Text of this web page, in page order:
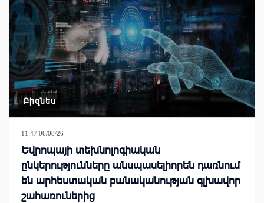
Բիզնես
11:47 06/08/26
Եվրոպայի տեխնոլոգիական
ընկերությունները անսպասելիորեն դառնում
են արհեստական բանականության գլխավոր
շահառուներից